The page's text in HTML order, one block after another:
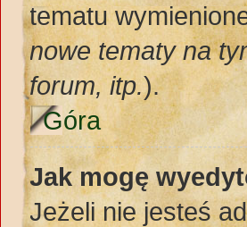
tematu
nowe tematy na
forum, itp.).
Góra
Jak mogę
Jeżeli nie jesteś